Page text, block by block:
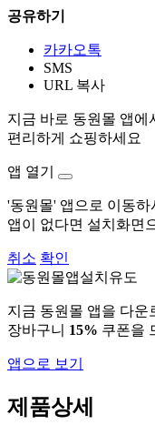
공유하기
카카오톡
SMS
URL 복사
지금 바로 동원몰 앱에
편리하게 쇼핑하세요
앱 열기
'동원몰' 앱으로 이동하
앱이 없다면 설치화면
취소 확인
지금 동원몰 앱을 다운
장바구니 15% 쿠폰을
앱으로 보기
제품상세